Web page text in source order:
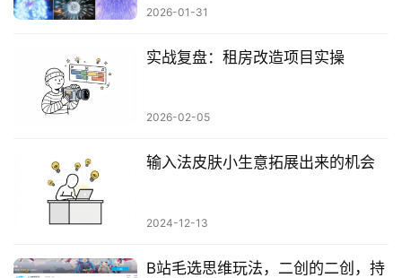
2026-01-31
实战复盘：租房改造项目实操
2026-02-05
输入法皮肤小生意拓展出来的机会
2024-12-13
B站毛选思维玩法，二创的二创，持